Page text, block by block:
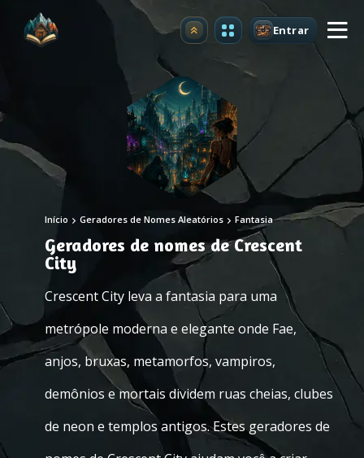
Atualizar Entrar
Início Geradores de Nomes Aleatórios Fantasia
Geradores de nomes de Crescent
City
Crescent City leva a fantasia para uma
metrópole moderna e elegante onde Fae,
anjos, bruxas, metamorfos, vampiros,
demônios e mortais dividem ruas cheias, clubes
de neon e templos antigos. Estes geradores de